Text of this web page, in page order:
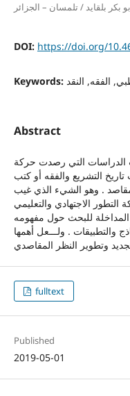
بكر بلقايد / تلمسان – الجزائر
DOI: https://doi.org/
Keywords: الفقه, النقد
Abstract
الدراسات التي رصدت حركة
التشريع والفقه أو كتب
. وهو الشيء الذي غيب
الاجتهادي والتعليمي
للبحث حول مفهومه
والتطبيقات . ولـــعل أهمها
fulltext
Published
2019-05-01